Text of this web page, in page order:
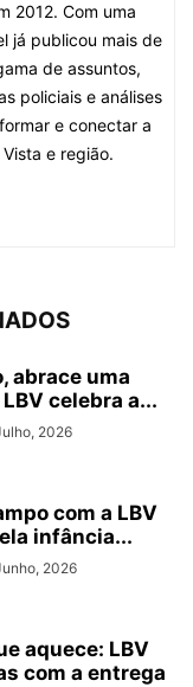
2012. Com uma
já publicou mais de
de assuntos,
policiais e análises
e conectar a
e região.
abrace uma
celebra a...
2026
com a LBV
infância...
2026
aquece: LBV
com a entrega